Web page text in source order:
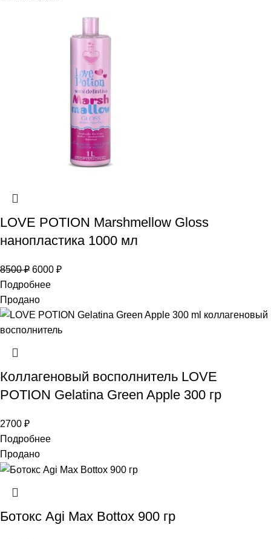
LOVE POTION Marshmellow Gloss
нанопластика 1000 мл
8500₽ 6000 ₽
Подробнее
Продано
Коллагеновый восполнитель LOVE
POTION Gelatina Green Apple 300 гр
2700 ₽
Подробнее
Продано
Ботокс Agi Max Bottox 900 гр